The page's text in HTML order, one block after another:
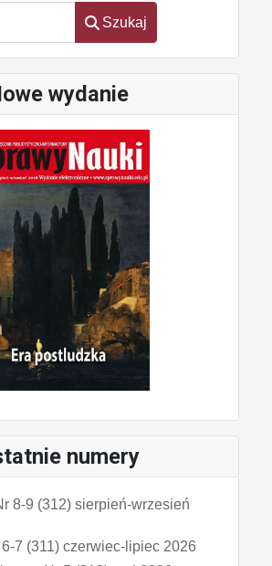
Szukaj
wydanie
numery
8-9 (312) sierpień-wrzesień
7 (311) czerwiec-lipiec 2026